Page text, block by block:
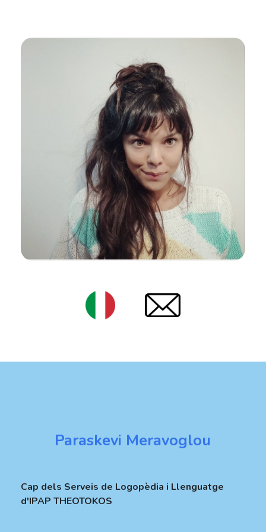
Paraskevi Meravoglou
Cap dels Serveis de Logopèdia i Llenguatge
d'IPAP THEOTOKOS